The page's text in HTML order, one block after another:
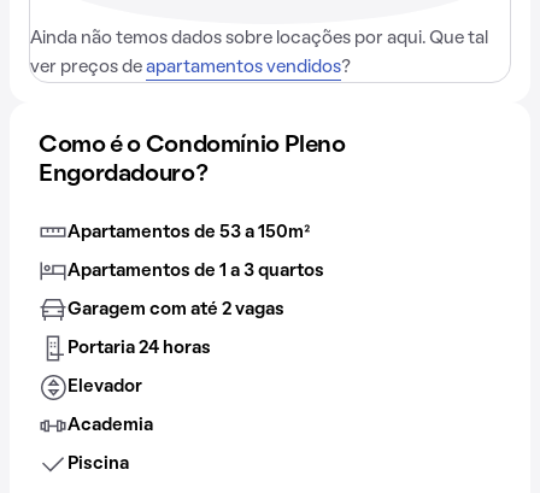
Ainda não temos dados sobre locações por aqui. Que tal
ver preços de apartamentos vendidos?
Como é o Condomínio Pleno
Engordadouro?
Apartamentos de 53 a 150m²
Apartamentos de 1 a 3 quartos
Garagem com até 2 vagas
Portaria 24 horas
Elevador
Academia
Piscina